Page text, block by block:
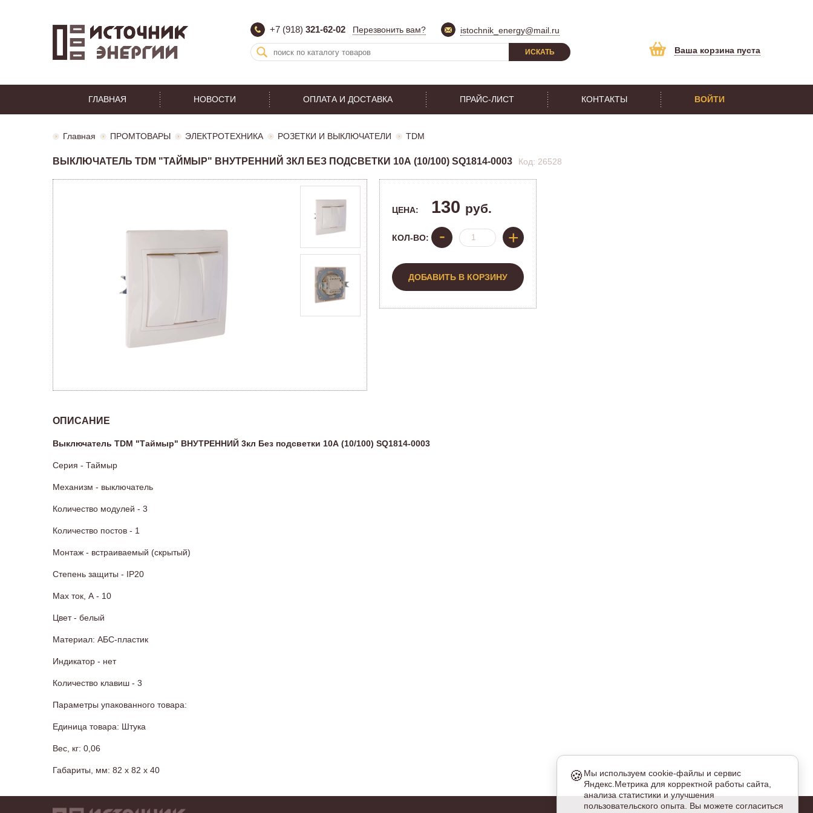
+7 (918) 321-62-02 Перезвонить вам? istochnik_energy@mail.ru
ИСКАТЬ Ваша корзина пуста
ГЛАВНАЯ НОВОСТИ ОПЛАТА И ДОСТАВКА ПРАЙС-ЛИСТ КОНТАКТЫ ВОЙТИ
Главная ПРОМТОВАРЫ ЭЛЕКТРОТЕХНИКА РОЗЕТКИ И ВЫКЛЮЧАТЕЛИ TDM
ВЫКЛЮЧАТЕЛЬ TDM "ТАЙМЫР" ВНУТРЕННИЙ 3КЛ БЕЗ ПОДСВЕТКИ 10А (10/100) SQ1814-0003 Код: 26528
ЦЕНА: 130 руб.
КОЛ-ВО: - +
ДОБАВИТЬ В КОРЗИНУ
ОПИСАНИЕ
Выключатель TDM "Таймыр" ВНУТРЕННИЙ 3кл Без подсветки 10А (10/100) SQ1814-0003
Серия - Таймыр
Механизм - выключатель
Количество модулей - 3
Количество постов - 1
Монтаж - встраиваемый (скрытый)
Степень защиты - IP20
Max ток, А - 10
Цвет - белый
Материал: АБС-пластик
Индикатор - нет
Количество клавиш - 3
Параметры упакованного товара:
Единица товара: Штука
Вес, кг: 0,06
Габариты, мм: 82 x 82 x 40 🍪 Мы используем cookie-файлы и сервис
Яндекс.Метрика для корректной работы сайта,
анализа статистики и улучшения
пользовательского опыта. Вы можете согласиться
Необходимые
Эти куки обязательны для работы сайта и не могут быть